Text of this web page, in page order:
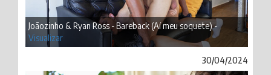
Joãozinho & Ryan Ross - Bareback (Aí meu soquete) -
Visualizar
30/04/2024